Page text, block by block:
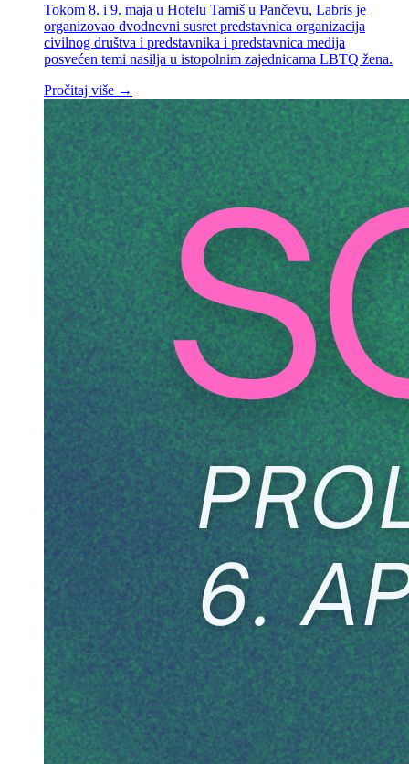
Tokom 8. i 9. maja u Hotelu Tamiš u Pančevu, Labris je
organizovao dvodnevni susret predstavnica organizacija
civilnog društva i predstavnika i predstavnica medija
posvećen temi nasilja u istopolnim zajednicama LBTQ žena.
Pročitaj više →